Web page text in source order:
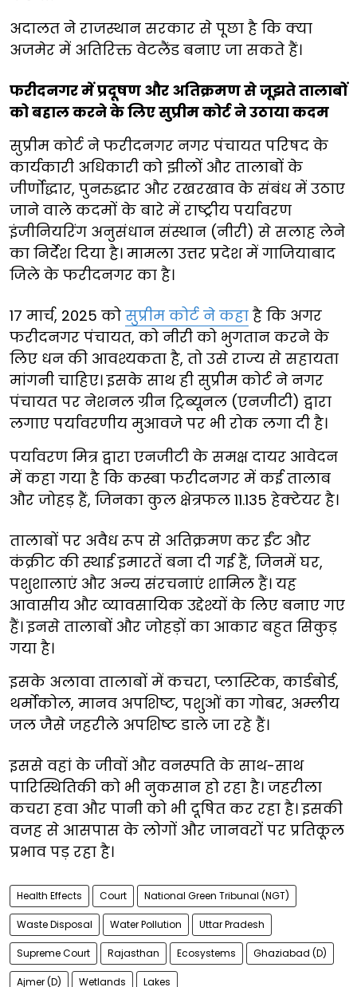
अदालत ने राजस्थान सरकार से पूछा है कि क्या
अजमेर में अतिरिक्त वेटलैंड बनाए जा सकते हैं।
फरीदनगर में प्रदूषण और अतिक्रमण से जूझते तालाबों
को बहाल करने के लिए सुप्रीम कोर्ट ने उठाया कदम
सुप्रीम कोर्ट ने फरीदनगर नगर पंचायत परिषद के
कार्यकारी अधिकारी को झीलों और तालाबों के
जीर्णोद्धार, पुनरुद्धार और रखरखाव के संबंध में उठाए
जाने वाले कदमों के बारे में राष्ट्रीय पर्यावरण
इंजीनियरिंग अनुसंधान संस्थान (नीरी) से सलाह लेने
का निर्देश दिया है। मामला उत्तर प्रदेश में गाजियाबाद
जिले के फरीदनगर का है।
17 मार्च, 2025 को सुप्रीम कोर्ट ने कहा है कि अगर
फरीदनगर पंचायत, को नीरी को भुगतान करने के
लिए धन की आवश्यकता है, तो उसे राज्य से सहायता
मांगनी चाहिए। इसके साथ ही सुप्रीम कोर्ट ने नगर
पंचायत पर नेशनल ग्रीन ट्रिब्यूनल (एनजीटी) द्वारा
लगाए पर्यावरणीय मुआवजे पर भी रोक लगा दी है।
पर्यावरण मित्र द्वारा एनजीटी के समक्ष दायर आवेदन
में कहा गया है कि कस्बा फरीदनगर में कई तालाब
और जोहड़ हैं, जिनका कुल क्षेत्रफल 11.135 हेक्टेयर है।
तालाबों पर अवैध रूप से अतिक्रमण कर ईंट और
कंक्रीट की स्थाई इमारतें बना दी गई हैं, जिनमें घर,
पशुशालाएं और अन्य संरचनाएं शामिल हैं। यह
आवासीय और व्यावसायिक उद्देश्यों के लिए बनाए गए
हैं। इनसे तालाबों और जोहड़ों का आकार बहुत सिकुड़
गया है।
इसके अलावा तालाबों में कचरा, प्लास्टिक, कार्डबोर्ड,
थर्मोकोल, मानव अपशिष्ट, पशुओं का गोबर, अम्लीय
जल जैसे जहरीले अपशिष्ट डाले जा रहे हैं।
इससे वहां के जीवों और वनस्पति के साथ-साथ
पारिस्थितिकी को भी नुकसान हो रहा है। जहरीला
कचरा हवा और पानी को भी दूषित कर रहा है। इसकी
वजह से आसपास के लोगों और जानवरों पर प्रतिकूल
प्रभाव पड़ रहा है।
Health Effects Court National Green Tribunal (NGT)
Waste Disposal Water Pollution Uttar Pradesh
Supreme Court Rajasthan Ecosystems Ghaziabad (D)
Ajmer (D) Wetlands Lakes